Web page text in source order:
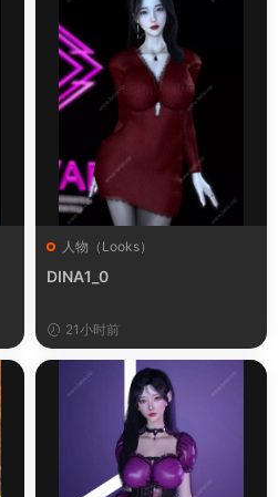
人物（Looks）
DINA1_0
21小时前